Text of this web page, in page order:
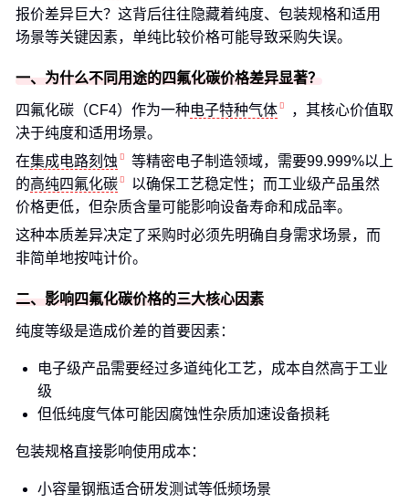
报价差异巨大？这背后往往隐藏着纯度、包装规格和适用
场景等关键因素，单纯比较价格可能导致采购失误。
一、为什么不同用途的四氟化碳价格差异显著？
四氟化碳（CF4）作为一种电子特种气体
，其核心价值取
决于纯度和适用场景。
在集成电路刻蚀
等精密电子制造领域，需要99.999%以上
的高纯四氟化碳
以确保工艺稳定性；而工业级产品虽然
价格更低，但杂质含量可能影响设备寿命和成品率。
这种本质差异决定了采购时必须先明确自身需求场景，而
非简单地按吨计价。
二、影响四氟化碳价格的三大核心因素
纯度等级是造成价差的首要因素：
电子级产品需要经过多道纯化工艺，成本自然高于工业
级
但低纯度气体可能因腐蚀性杂质加速设备损耗
包装规格直接影响使用成本：
小容量钢瓶适合研发测试等低频场景